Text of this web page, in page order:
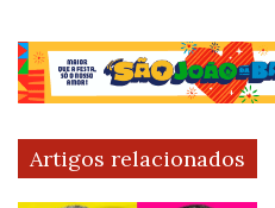
Artigos relacionados